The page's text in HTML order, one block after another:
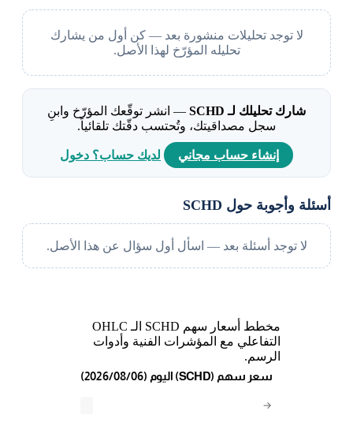
لا توجد تحليلات منشورة بعد — كن أول من يشارك
تحليله المؤرّخ لهذا الأصل.
شارك تحليلك لـ SCHD
— انشر توقّعك المؤرّخ وابنِ
سجل مصداقيتك، وتُحتسب دقّتك تلقائياً.
إنشاء حساب مجاني لديك حساب؟ دخول
أسئلة وأجوبة حول SCHD
لا توجد أسئلة بعد — اسأل أول سؤال عن هذا الأصل.
مخطط أسعار سهم SCHD الـ OHLC
التفاعلي مع المؤشرات الفنية وأدوات
الرسم.
→
(2026/08/06) اليوم (SCHD) سعر سهم